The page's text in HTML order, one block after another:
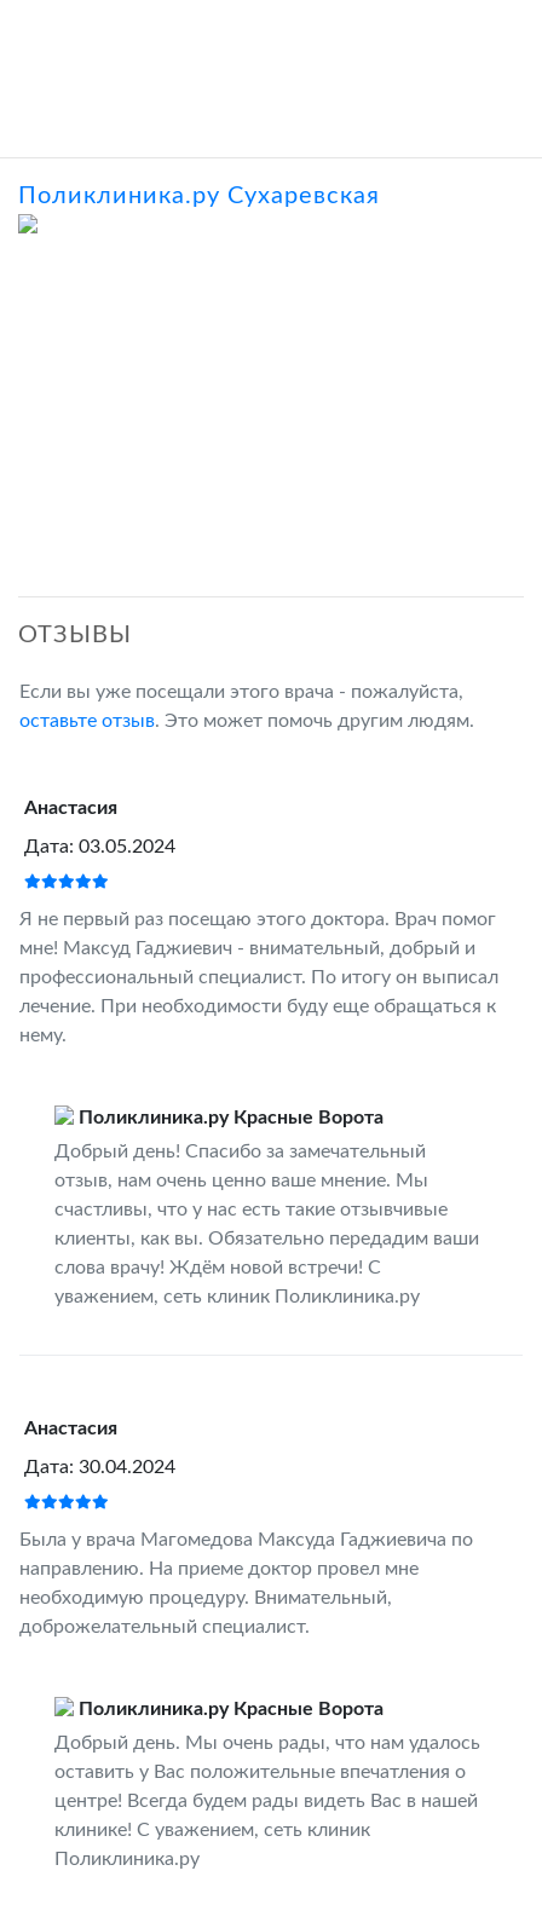
Поликлиника.ру Сухаревская
ОТЗЫВЫ
Если вы уже посещали этого врача - пожалуйста,
оставьте отзыв. Это может помочь другим людям.
Анастасия
Дата: 03.05.2024
Я не первый раз посещаю этого доктора. Врач помог
мне! Максуд Гаджиевич - внимательный, добрый и
профессиональный специалист. По итогу он выписал
лечение. При необходимости буду еще обращаться к
нему.
Поликлиника.ру Красные Ворота
Добрый день! Спасибо за замечательный
отзыв, нам очень ценно ваше мнение. Мы
счастливы, что у нас есть такие отзывчивые
клиенты, как вы. Обязательно передадим ваши
слова врачу! Ждём новой встречи! С
уважением, сеть клиник Поликлиника.ру
Анастасия
Дата: 30.04.2024
Была у врача Магомедова Максуда Гаджиевича по
направлению. На приеме доктор провел мне
необходимую процедуру. Внимательный,
доброжелательный специалист.
Поликлиника.ру Красные Ворота
Добрый день. Мы очень рады, что нам удалось
оставить у Вас положительные впечатления о
центре! Всегда будем рады видеть Вас в нашей
клинике! С уважением, сеть клиник
Поликлиника.ру